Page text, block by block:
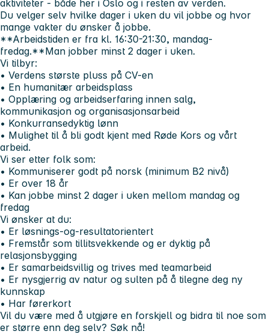
aktiviteter - både her i Oslo og i resten av verden.
Du velger selv hvilke dager i uken du vil jobbe og hvor
mange vakter du ønsker å jobbe.
**Arbeidstiden er fra kl. 16:30-21:30, mandag-
fredag.**Man jobber minst 2 dager i uken.
Vi tilbyr:
• Verdens største pluss på CV-en
• En humanitær arbeidsplass
• Opplæring og arbeidserfaring innen salg,
kommunikasjon og organisasjonsarbeid
• Konkurransedyktig lønn
• Mulighet til å bli godt kjent med Røde Kors og vårt
arbeid.
Vi ser etter folk som:
• Kommuniserer godt på norsk (minimum B2 nivå)
• Er over 18 år
• Kan jobbe minst 2 dager i uken mellom mandag og
fredag
Vi ønsker at du:
• Er løsnings-og-resultatorientert
• Fremstår som tillitsvekkende og er dyktig på
relasjonsbygging
• Er samarbeidsvillig og trives med teamarbeid
• Er nysgjerrig av natur og sulten på å tilegne deg ny
kunnskap
• Har førerkort
Vil du være med å utgjøre en forskjell og bidra til noe som
er større enn deg selv? Søk nå!